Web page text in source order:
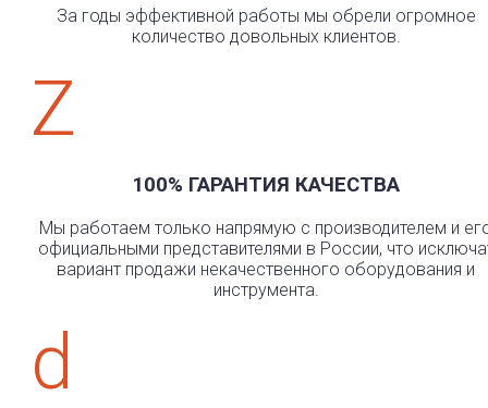
За годы эффективной работы мы обрели огромное
количество довольных клиентов.
Z
100% ГАРАНТИЯ КАЧЕСТВА
Мы работаем только напрямую с производителем и
официальными представителями в России, что
вариант продажи некачественного оборудования и
инструмента.
d